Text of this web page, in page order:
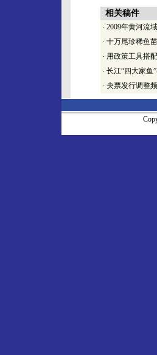
相关稿件
· 2009年黄河流
· 十万尾珍稀鱼
· 用政策工具搭
· 长江“四大家鱼
· 央票发行调整